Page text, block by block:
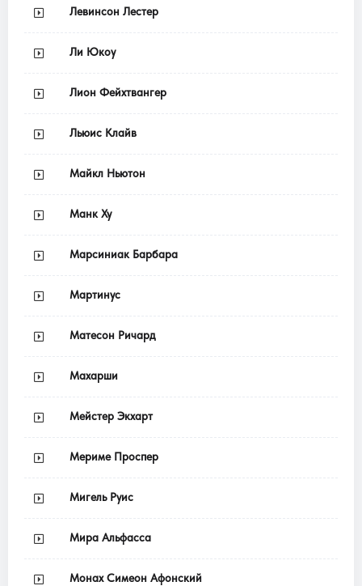
Левинсон Лестер
Ли Юкоу
Лион Фейхтвангер
Льюис Клайв
Майкл Ньютон
Манк Ху
Марсиниак Барбара
Мартинус
Матесон Ричард
Махарши
Мейстер Экхарт
Мериме Проспер
Мигель Руис
Мира Альфасса
Монах Симеон Афонский